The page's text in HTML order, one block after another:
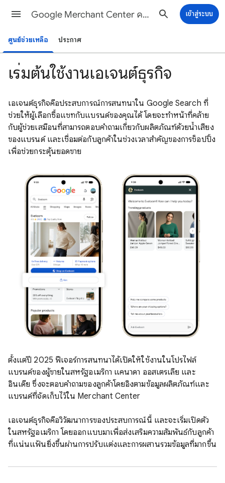
Google Merchant Center ความช่วยเหลือ เข้าสู่ระบบ
ศูนย์ช่วยเหลือ ประกาศ
เริ่มต้นใช้งานเอเจนต์ธุรกิจ
เอเจนต์ธุรกิจคือประสบการณ์การสนทนาใน Google Search ที่
ช่วยให้ผู้เลือกซื้อแชทกับแบรนด์ของคุณได้ โดยจะทำหน้าที่คล้าย
กับผู้ช่วยเสมือนที่สามารถตอบคำถามเกี่ยวกับผลิตภัณฑ์ด้วยน้ำเสียง
ของแบรนด์ และเชื่อมต่อกับลูกค้าในช่วงเวลาสำคัญของการช็อปปิ้ง
เพื่อช่วยกระตุ้นยอดขาย
ตั้งแต่ปี 2025 ฟีเจอร์การสนทนาได้เปิดให้ใช้งานในโปรไฟล์
แบรนด์ของผู้ขายในสหรัฐอเมริกา แคนาดา ออสเตรเลีย และ
อินเดีย ซึ่งจะตอบคำถามของลูกค้าโดยอิงตามข้อมูลผลิตภัณฑ์และ
แบรนด์ที่จัดเก็บไว้ใน Merchant Center
เอเจนต์ธุรกิจคือวิวัฒนาการของประสบการณ์นี้ และจะเริ่มเปิดตัว
ในสหรัฐอเมริกา โดยออกแบบมาเพื่อส่งเสริมความสัมพันธ์กับลูกค้า
ที่แน่นแฟ้นยิ่งขึ้นผ่านการปรับแต่งและการผสานรวมข้อมูลที่มากขึ้น